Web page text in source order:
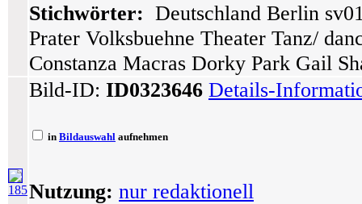
Stichwörter: Deutschland Berlin
Prater Volksbuehne Theater Tanz/
Constanza Macras Dorky Park Gail
185
Bild-ID: ID0323646 Details-
in Bildauswahl aufnehmen
Nutzung: nur redaktionell